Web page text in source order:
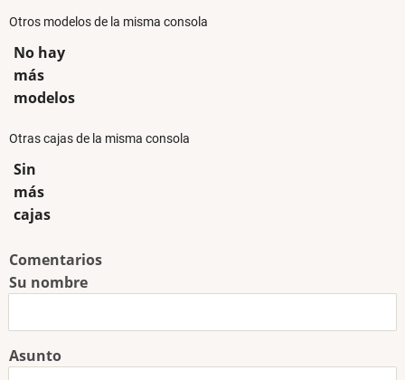
Otros modelos de la misma consola
No hay
más
modelos
Otras cajas de la misma consola
Sin
más
cajas
Comentarios
Su nombre
Asunto